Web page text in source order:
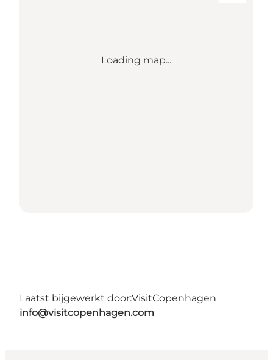
Loading map...
Laatst bijgewerkt door:VisitCopenhagen
info@visitcopenhagen.com